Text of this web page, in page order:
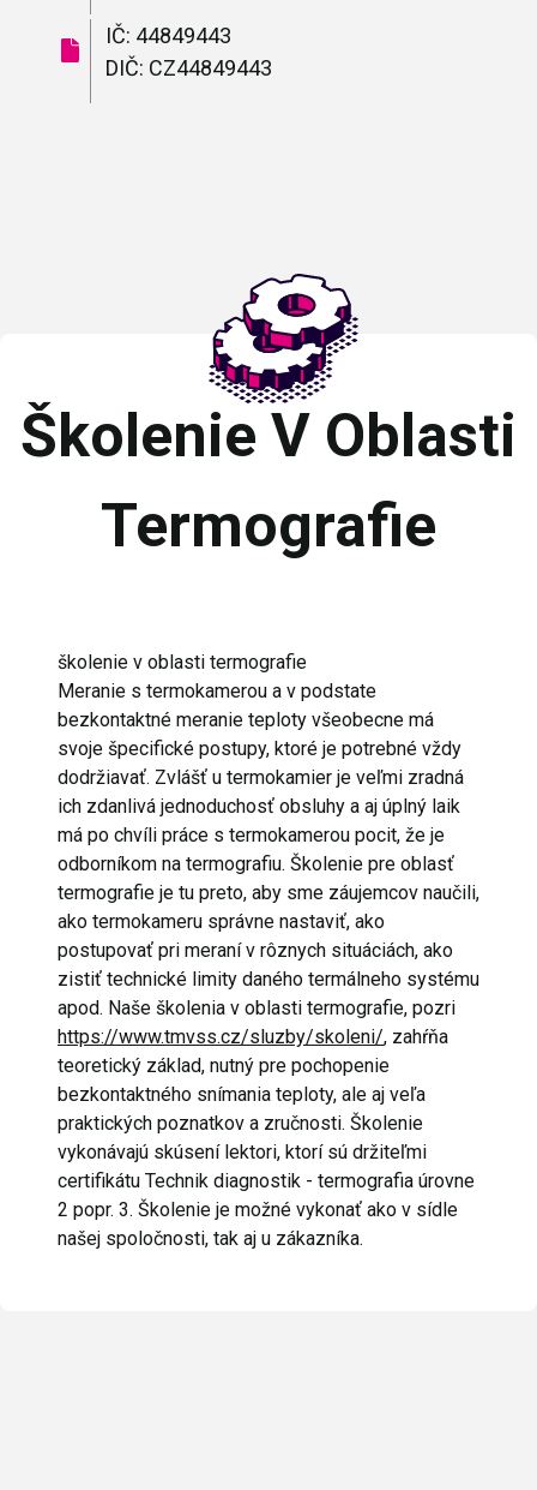
IČ: 44849443
DIČ: CZ44849443
Školenie V Oblasti
Termografie
školenie v oblasti termografie
Meranie s termokamerou a v podstate
bezkontaktné meranie teploty všeobecne má
svoje špecifické postupy, ktoré je potrebné vždy
dodržiavať. Zvlášť u termokamier je veľmi zradná
ich zdanlivá jednoduchosť obsluhy a aj úplný laik
má po chvíli práce s termokamerou pocit, že je
odborníkom na termografiu. Školenie pre oblasť
termografie je tu preto, aby sme záujemcov naučili,
ako termokameru správne nastaviť, ako
postupovať pri meraní v rôznych situáciách, ako
zistiť technické limity daného termálneho systému
apod. Naše školenia v oblasti termografie, pozri
https://www.tmvss.cz/sluzby/skoleni/, zahŕňa
teoretický základ, nutný pre pochopenie
bezkontaktného snímania teploty, ale aj veľa
praktických poznatkov a zručnosti. Školenie
vykonávajú skúsení lektori, ktorí sú držiteľmi
certifikátu Technik diagnostik - termografia úrovne
2 popr. 3. Školenie je možné vykonať ako v sídle
našej spoločnosti, tak aj u zákazníka.